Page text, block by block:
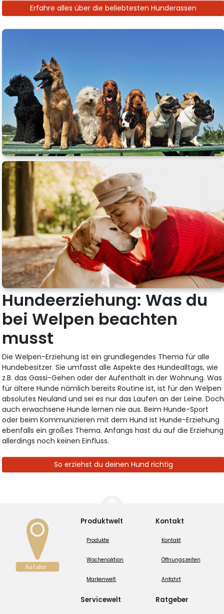
Erfahre alles über die beliebtesten Hunderassen
Hundeerziehung: Was du
bei Welpen beachten
musst
Die Welpen-Erziehung ist ein grundlegendes Thema für alle
Hundebesitzer. Sie umfasst alle Aspekte des Hundealltags, wie
z.B. das Gassi-Gehen oder der Aufenthalt in der Wohnung. Was
für ältere Hunde nämlich bereits Routine ist, ist für den Welpen
absolutes Neuland und sei es nur das Laufen an der Leine. Doch
auch erwachsene Hunde lernen nie aus. Beim Hunde-Sport
oder beim Kommunizieren mit dem Hund ist Hunde-Erziehung
ebenfalls ein großes Thema. Anfangs hast du auf die Erziehung
allerdings noch keinen Einfluss.
So erziehst du deinen Hund richtig
Produktwelt
Produkte
Wochenaktion
Markenwelt
Servicewelt
Kontakt
Kontakt
Öffnungszeiten
Anfahrt
Ratgeber